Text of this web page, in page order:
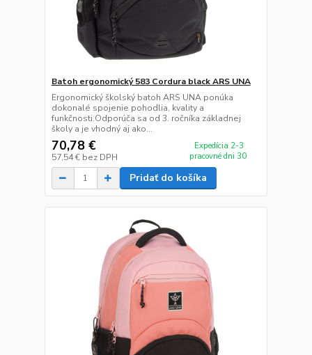
Batoh ergonomický 583 Cordura black ARS UNA
Ergonomický školský batoh ARS UNA ponúka
dokonalé spojenie pohodlia, kvality a
funkčnosti.Odporúča sa od 3. ročníka základnej
školy a je vhodný aj ako...
70,78 €
57,54 € bez DPH
Expedícia 2-3
pracovné dni 30
Pridať do košíka